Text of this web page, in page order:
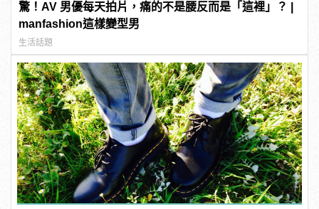
驚！AV 男優每天拍片，痛的不是腰反而是「這裡」？ |
manfashion這樣變型男
生活話題